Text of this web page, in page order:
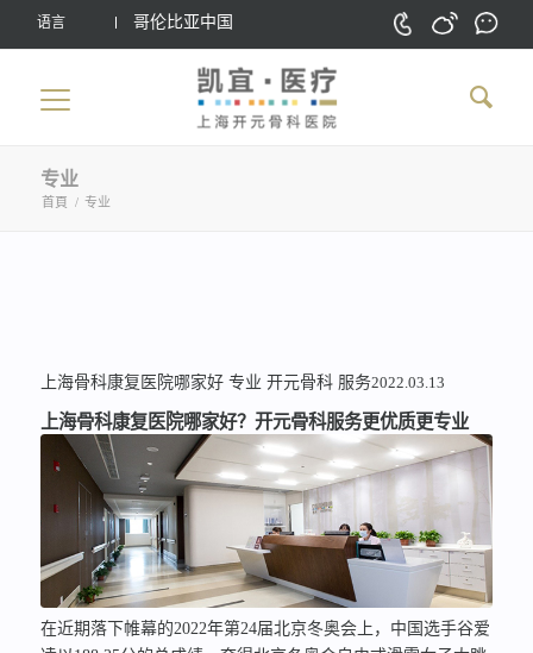
语言 哥伦比亚中国
专业
首頁 / 专业
上海骨科康复医院哪家好 专业 开元骨科 服务2022.03.13
上海骨科康复医院哪家好？开元骨科服务更优质更专业
在近期落下帷幕的2022年第24届北京冬奥会上，中国选手谷爱